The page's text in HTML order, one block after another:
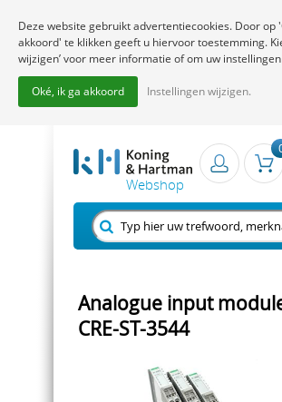
Analogue input
CRE-ST-3544
Deze website gebruikt advertentiecookies. Door op
akkoord' te klikken geeft u hiervoor toestemming.
wijzigen’ voor meer informatie of om uw
Oké, ik ga akkoord Instellingen wijzigen.